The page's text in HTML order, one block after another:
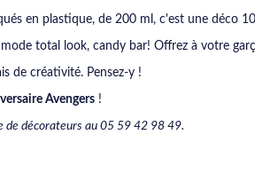
en plastique, de 200 ml, c'est une déco
total look, candy bar! Offrez à votre
de créativité. Pensez-y !
Avengers !
de décorateurs au 05 59 42 98 49.